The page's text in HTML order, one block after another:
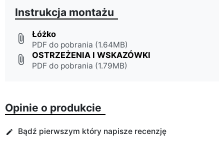
Instrukcja montażu
attach_file Łóżko
PDF do pobrania (1.64MB)
attach_file OSTRZEŻENIA I WSKAZÓWKI
PDF do pobrania (1.79MB)
Opinie o produkcie
edit Bądź pierwszym który napisze recenzję